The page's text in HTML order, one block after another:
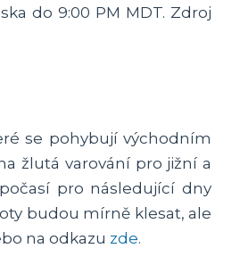
do 9:00 PM MDT. Zdroj
se pohybují východním
žlutá varování pro jižní a
pro následující dny
budou mírně klesat, ale
na odkazu zde.